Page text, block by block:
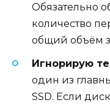
Обязательно
количество
общий объём
Игнорирую
один из
SSD. Если